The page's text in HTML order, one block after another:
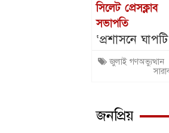
সিলেট প্রেসক্লাব
সভাপতি
‘প্রশাসনে ঘাপটি
মেরে থাকা
জাতির প্রত্যাশা
জুলাই গণঅভ্যুত্থান
জনপ্রিয়